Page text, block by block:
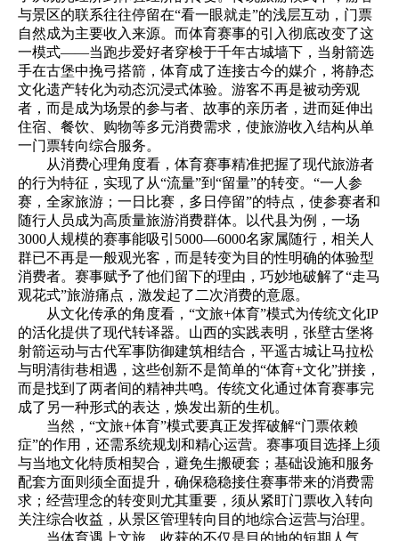
与景区的联系往往停留在“看一眼就走”的浅层互动，门票
自然成为主要收入来源。而体育赛事的引入彻底改变了这
一模式——当跑步爱好者穿梭于千年古城墙下，当射箭选
手在古堡中挽弓搭箭，体育成了连接古今的媒介，将静态
文化遗产转化为动态沉浸式体验。游客不再是被动旁观
者，而是成为场景的参与者、故事的亲历者，进而延伸出
住宿、餐饮、购物等多元消费需求，使旅游收入结构从单
一门票转向综合服务。
从消费心理角度看，体育赛事精准把握了现代旅游者
的行为特征，实现了从“流量”到“留量”的转变。“一人参
赛，全家旅游；一日比赛，多日停留”的特点，使参赛者和
随行人员成为高质量旅游消费群体。以代县为例，一场
3000人规模的赛事能吸引5000—6000名家属随行，相关人
群已不再是一般观光客，而是转变为目的性明确的体验型
消费者。赛事赋予了他们留下的理由，巧妙地破解了“走马
观花式”旅游痛点，激发起了二次消费的意愿。
从文化传承的角度看，“文旅+体育”模式为传统文化IP
的活化提供了现代转译器。山西的实践表明，张壁古堡将
射箭运动与古代军事防御建筑相结合，平遥古城让马拉松
与明清街巷相遇，这些创新不是简单的“体育+文化”拼接，
而是找到了两者间的精神共鸣。传统文化通过体育赛事完
成了另一种形式的表达，焕发出新的生机。
当然，“文旅+体育”模式要真正发挥破解“门票依赖
症”的作用，还需系统规划和精心运营。赛事项目选择上须
与当地文化特质相契合，避免生搬硬套；基础设施和服务
配套方面则须全面提升，确保稳稳接住赛事带来的消费需
求；经营理念的转变则尤其重要，须从紧盯门票收入转向
关注综合收益，从景区管理转向目的地综合运营与治理。
当体育遇上文旅，收获的不仅是目的地的短期人气，